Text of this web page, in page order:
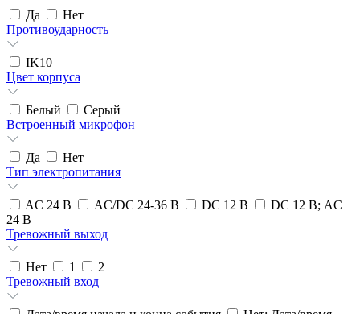
Да
Нет
Противоударность
IK10
Цвет корпуса
Белый
Серый
Встроенный микрофон
Да
Нет
Тип электропитания
AC 24 В AC/DC 24-36 В DC 12 В
DC 12 В; AC
24 В
Тревожный выход
Нет 1
2
Тревожный вход_